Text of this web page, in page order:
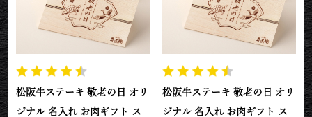
松阪牛ステーキ 敬老の日 オリ
ジナル 名入れ お肉ギフト ス
松阪牛ステーキ 敬老の日 オリ
ジナル 名入れ お肉ギフト ス